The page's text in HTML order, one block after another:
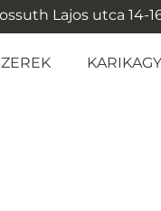
Lajos utca 14-